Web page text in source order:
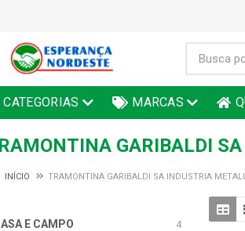
CATEGORIAS MARCAS
GARIBALDI
INÍCIO TRAMONTINA GARIBALDI SA INDUSTRIA
E CAMPO 4